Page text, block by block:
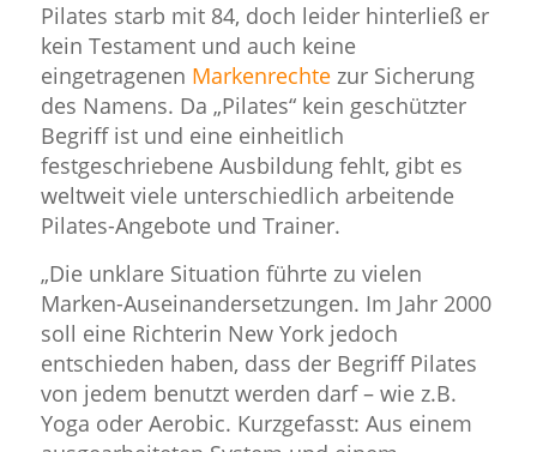
Pilates starb mit 84, doch leider hinterließ er
kein Testament und auch keine
eingetragenen Markenrechtezur Sicherung
des Namens. Da „Pilates“ kein geschützter
Begriff ist und eine einheitlich
festgeschriebene Ausbildung fehlt, gibt es
weltweit viele unterschiedlich arbeitende
Pilates-Angebote und Trainer.
„Die unklare Situation führte zu vielen
Marken-Auseinandersetzungen. Im Jahr 2000
soll eine Richterin New York jedoch
entschieden haben, dass der Begriff Pilates
von jedem benutzt werden darf – wie z.B.
Yoga oder Aerobic. Kurzgefasst: Aus einem